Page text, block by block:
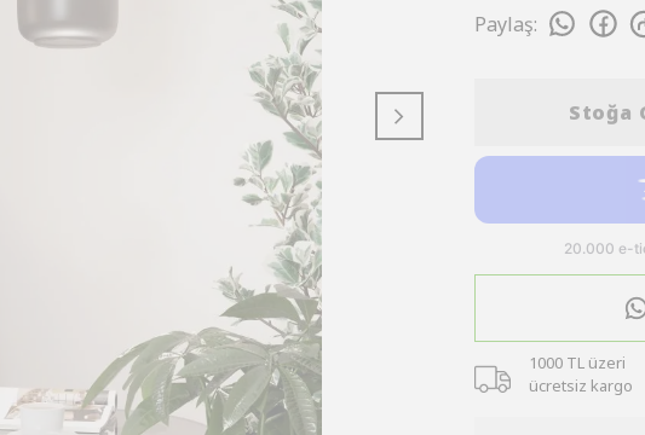
Paylaş:
Stoğa
1000 TL üzeri
ücretsiz kargo